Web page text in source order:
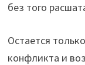
без того
Остается
конфликта и